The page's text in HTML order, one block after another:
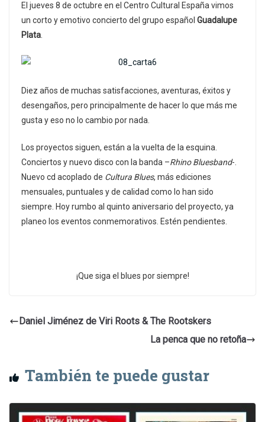
El jueves 8 de octubre en el Centro Cultural España vimos
un corto y emotivo concierto del grupo español Guadalupe
Plata.
Diez años de muchas satisfacciones, aventuras, éxitos y
desengaños, pero principalmente de hacer lo que más me
gusta y eso no lo cambio por nada.
Los proyectos siguen, están a la vuelta de la esquina.
Conciertos y nuevo disco con la banda –Rhino Bluesband-.
Nuevo cd acoplado de Cultura Blues, más ediciones
mensuales, puntuales y de calidad como lo han sido
siempre. Hoy rumbo al quinto aniversario del proyecto, ya
planeo los eventos conmemorativos. Estén pendientes.
¡Que siga el blues por siempre!
Daniel Jiménez de Viri Roots & The Rootskers
La penca que no retoña
También te puede gustar